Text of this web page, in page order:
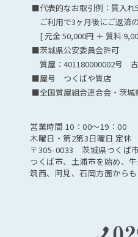
■代表的なお取引例：質入れ
ご利用で3ヶ月後にご返済
[ 元金 50,000円 ＋ 質料
■茨城県公安委員会許可
質屋：401180000002号
■屋号 つくばや質店
■全国質屋組合連合会・茨城
営業時間 10：00〜19：00
木曜日・第2第3日曜日 定
〒305-0033 茨城県つくば
つくば市、土浦市を始め、
筑西、阿見、石岡方面からも